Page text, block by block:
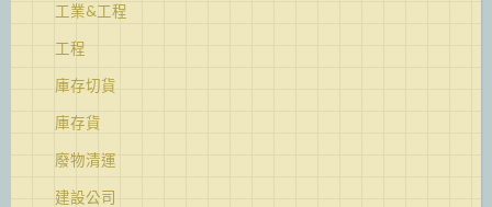
工業&工程
工程
庫存切貨
庫存貨
廢物清運
建設公司